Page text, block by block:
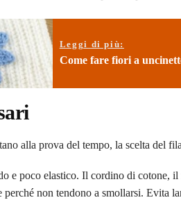
Leggi di più:
Come fare fiori a
alla prova del tempo, la scelta del
e poco elastico. Il cordino di cotone,
perché non tendono a smollarsi.